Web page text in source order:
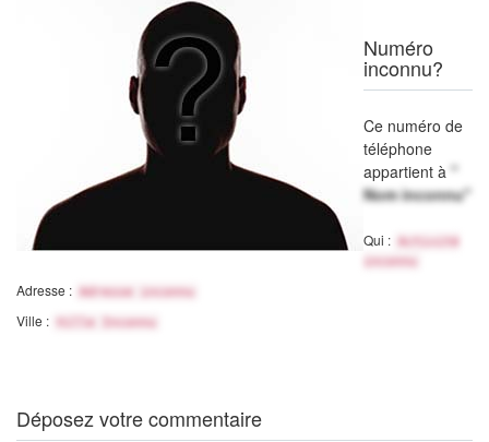
Numéro
inconnu?
Ce numéro de
téléphone
appartient à "
Nom inconnu"
Qui :
Activité
inconnu
Adresse : Adresse inconnu
Ville : Ville Inconnu
Déposez votre commentaire